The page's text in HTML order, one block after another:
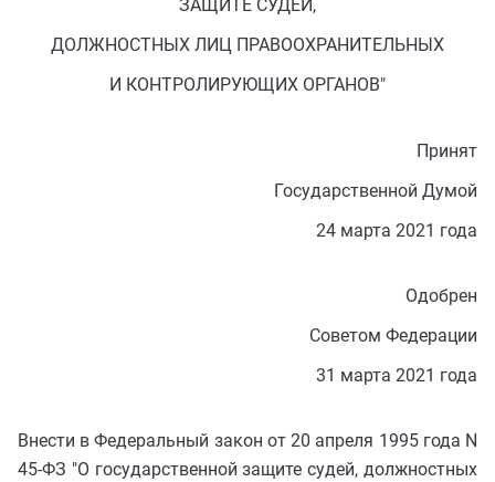
ЗАЩИТЕ СУДЕЙ,
ДОЛЖНОСТНЫХ ЛИЦ ПРАВООХРАНИТЕЛЬНЫХ
И КОНТРОЛИРУЮЩИХ ОРГАНОВ"
Принят
Государственной Думой
24 марта 2021 года
Одобрен
Советом Федерации
31 марта 2021 года
Внести в Федеральный закон от 20 апреля 1995 года N
45-ФЗ "О государственной защите судей, должностных